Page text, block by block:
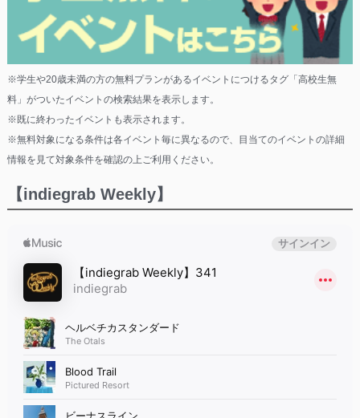
※学生や20歳未満の方の無料プランがあるイベントにつけるタグ「高校生無
料」がついたイベントの検索結果を表示します。
※既に終わったイベントも表示されます。
※無料対象になる条件は各イベント毎に異なるので、目当てのイベントの詳細
情報を見て対象条件を確認の上ご利用ください。
【indiegrab Weekly】